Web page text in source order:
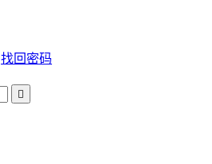
找回密码
